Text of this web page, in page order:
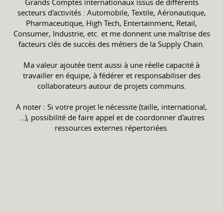
Grands Comptes internationaux issus de différents
secteurs d'activités : Automobile, Textile, Aéronautique,
Pharmaceutique, High Tech, Entertainment, Retail,
Consumer, Industrie, etc. et me donnent une maîtrise des
facteurs clés de succès des métiers de la Supply Chain.
Ma valeur ajoutée tient aussi à une réelle capacité à
travailler en équipe, à fédérer et responsabiliser des
collaborateurs autour de projets communs.
A noter : Si votre projet le nécessite (taille, international,
...), possibilité de faire appel et de coordonner d'autres
ressources externes répertoriées.